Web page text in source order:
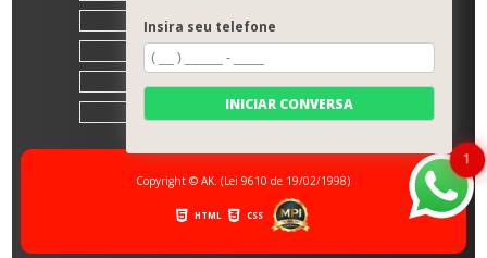
BLOG
MAPA DO SITE
Copyright © AK. (Lei 9610 de 19/02/1998)
HTML CSS
1
Insira seu telefone
INICIAR CONVERSA